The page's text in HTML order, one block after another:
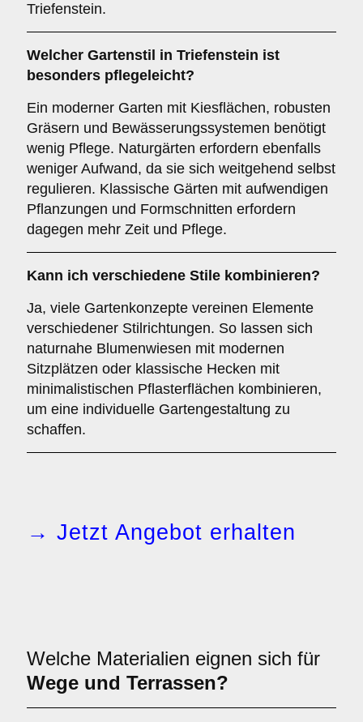
Triefenstein.
Welcher Gartenstil in Triefenstein ist
besonders pflegeleicht?
Ein moderner Garten mit Kiesflächen, robusten
Gräsern und Bewässerungssystemen benötigt
wenig Pflege. Naturgärten erfordern ebenfalls
weniger Aufwand, da sie sich weitgehend selbst
regulieren. Klassische Gärten mit aufwendigen
Pflanzungen und Formschnitten erfordern
dagegen mehr Zeit und Pflege.
Kann ich verschiedene Stile kombinieren?
Ja, viele Gartenkonzepte vereinen Elemente
verschiedener Stilrichtungen. So lassen sich
naturnahe Blumenwiesen mit modernen
Sitzplätzen oder klassische Hecken mit
minimalistischen Pflasterflächen kombinieren,
um eine individuelle Gartengestaltung zu
schaffen.
→ Jetzt Angebot erhalten
Welche Materialien eignen sich für
Wege und Terrassen?